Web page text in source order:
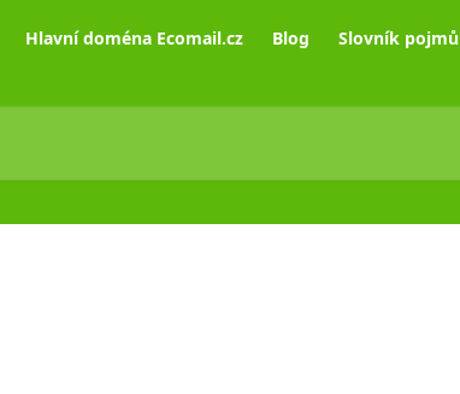
Hlavní doména Ecomail.cz Blog Slovník pojmů